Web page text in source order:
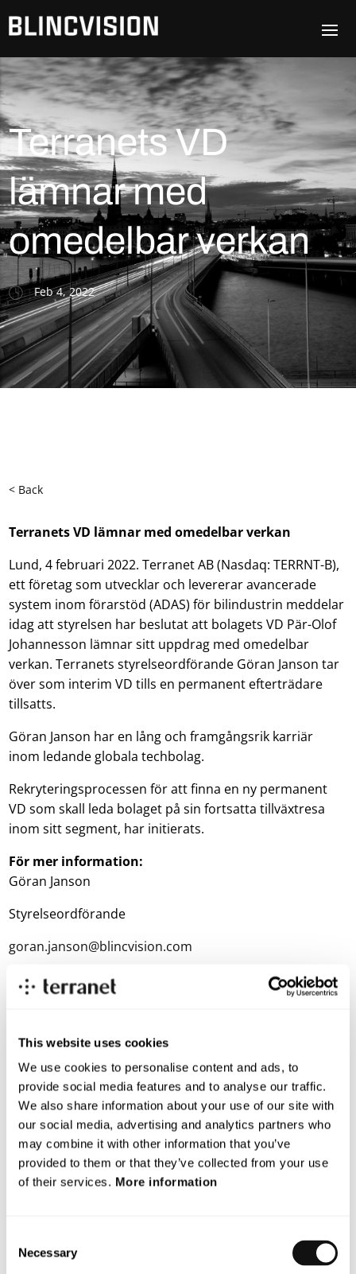
This website uses cookies
We use cookies to personalise content and ads, to
provide social media features and to analyse our traffic.
We also share information about your use of our site with
our social media, advertising and analytics partners who
may combine it with other information that you’ve
provided to them or that they’ve collected from your use
of their services. More information
Selection
Necessary
Terranets VD
lämnar med
omedelbar verkan
Feb 4, 2022
< Back
Terranets VD lämnar med omedelbar verkan
Lund, 4 februari 2022. Terranet AB (Nasdaq: TERRNT-B),
ett företag som utvecklar och levererar avancerade
system inom förarstöd (ADAS) för bilindustrin meddelar
idag att styrelsen har beslutat att bolagets VD Pär-Olof
Johannesson lämnar sitt uppdrag med omedelbar
verkan. Terranets styrelseordförande Göran Janson tar
över som interim VD tills en permanent efterträdare
tillsatts.
Göran Janson har en lång och framgångsrik karriär
inom ledande globala techbolag.
Rekryteringsprocessen för att finna en ny permanent
VD som skall leda bolaget på sin fortsatta tillväxtresa
inom sitt segment, har initierats.
För mer information:
Göran Janson
Styrelseordförande
goran.janson@blincvision.com
Thomas Falkenberg
+ 46 703 360 346
Om Terranet
Terranet (Nasdaq: TERRNT-B.ST). Med visionen att rädda
liv utvecklar Terranet sensorteknologi för
kollisionsvarning i trafiken. Bolaget levererar mjukvara
med tillämningar för avancerat förarstöd och autonoma
fordon. Bolaget var exklusivt utvalt till
Nasdaq First North Premier Growth Market. Läs mer